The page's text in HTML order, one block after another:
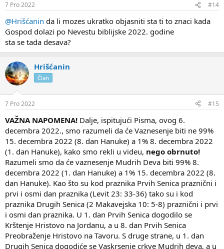
7 Pro 2022 #14
@Hrišćanin da li mozes ukratko objasniti sta ti to znaci kada
Gospod dolazi po Nevestu biblijske 2022. godine
sta se tada desava?
Hrišćanin
Član
7 Pro 2022 #15
VAŽNA NAPOMENA! Dalje, ispitujući Pisma, ovog 6.
decembra 2022., smo razumeli da će Vaznesenje biti ne 99%
15. decembra 2022 (8. dan Hanuke) a 1% 8. decembra 2022
(1. dan Hanuke), kako smo rekli u videu, nego obrnuto!
Razumeli smo da će vaznesenje Mudrih Deva biti 99% 8.
decembra 2022 (1. dan Hanuke) a 1% 15. decembra 2022 (8.
dan Hanuke). Kao što su kod praznika Prvih Senica praznični i
prvi i osmi dan praznika (Levit 23: 33-36) tako su i kod
praznika Drugih Senica (2 Makavejska 10: 5-8) praznični i prvi
i osmi dan praznika. U 1. dan Prvih Senica dogodilo se
Krštenje Hristovo na Jordanu, a u 8. dan Prvih Senica
Preobraženje Hristovo na Tavoru. S druge strane, u 1. dan
Drugih Senica dogodiće se Vaskrsenje crkve Mudrih deva, a u